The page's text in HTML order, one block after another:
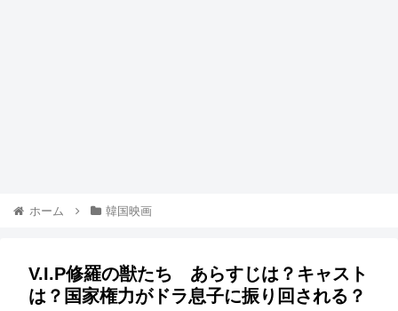
ホーム 韓国映画
V.I.P修羅の獣たち あらすじは？キャスト
は？国家権力がドラ息子に振り回される？